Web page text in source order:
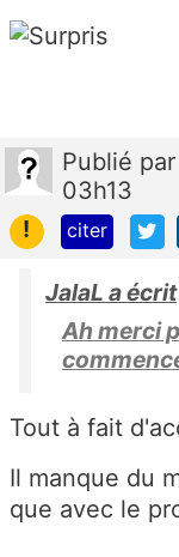
Publié par
03h13
!
citer
JalaL a écrit
Ah merci
Tout à fait
Il manque du
que avec le